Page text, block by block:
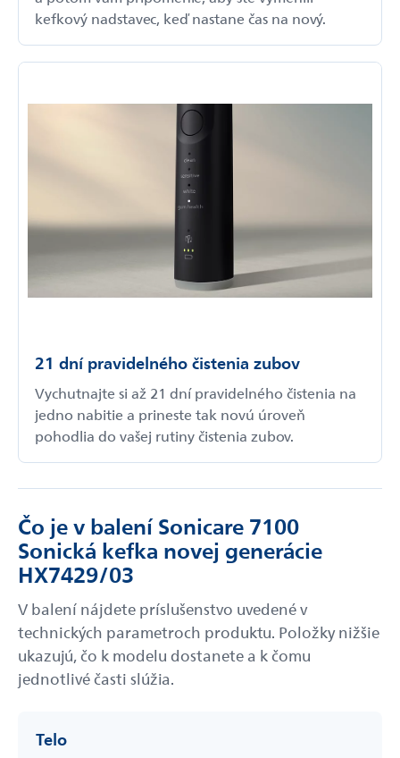
kefkový nadstavec, keď nastane čas na nový.
21 dní pravidelného čistenia zubov
Vychutnajte si až 21 dní pravidelného čistenia na
jedno nabitie a prineste tak novú úroveň
pohodlia do vašej rutiny čistenia zubov.
Čo je v balení Sonicare 7100
Sonická kefka novej generácie
HX7429/03
V balení nájdete príslušenstvo uvedené v
technických parametroch produktu. Položky nižšie
ukazujú, čo k modelu dostanete a k čomu
jednotlivé časti slúžia.
Telo